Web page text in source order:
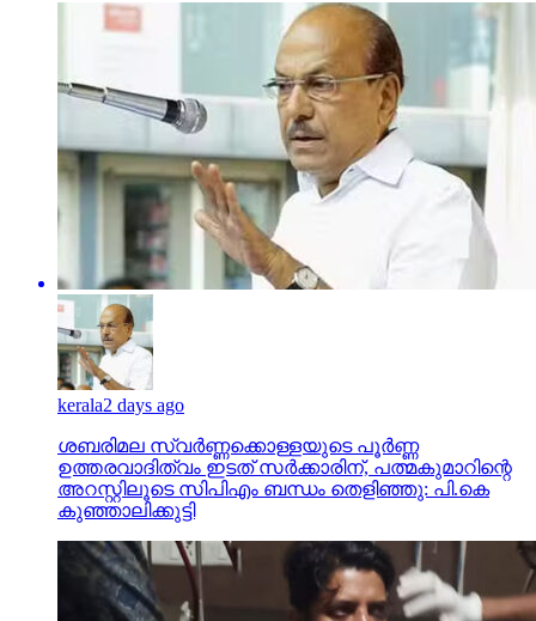
kerala2 days ago
ശബരിമല സ്വര്‍ണ്ണക്കൊള്ളയുടെ പൂര്‍ണ്ണ
ഉത്തരവാദിത്വം ഇടത് സര്‍ക്കാരിന്, പത്മകുമാറിന്റെ
അറസ്റ്റിലൂടെ സിപിഎം ബന്ധം തെളിഞ്ഞു: പി.കെ
കുഞ്ഞാലിക്കുട്ടി